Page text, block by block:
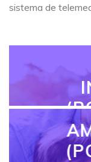
sistema de